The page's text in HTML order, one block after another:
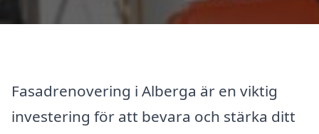
Fasadrenovering i Alberga är en viktig
investering för att bevara och stärka ditt